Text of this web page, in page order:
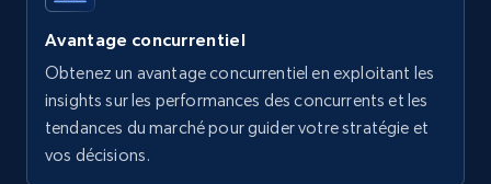
Avantage concurrentiel
Obtenez un avantage concurrentiel en exploitant les
insights sur les performances des concurrents et les
tendances du marché pour guider votre stratégie et
vos décisions.